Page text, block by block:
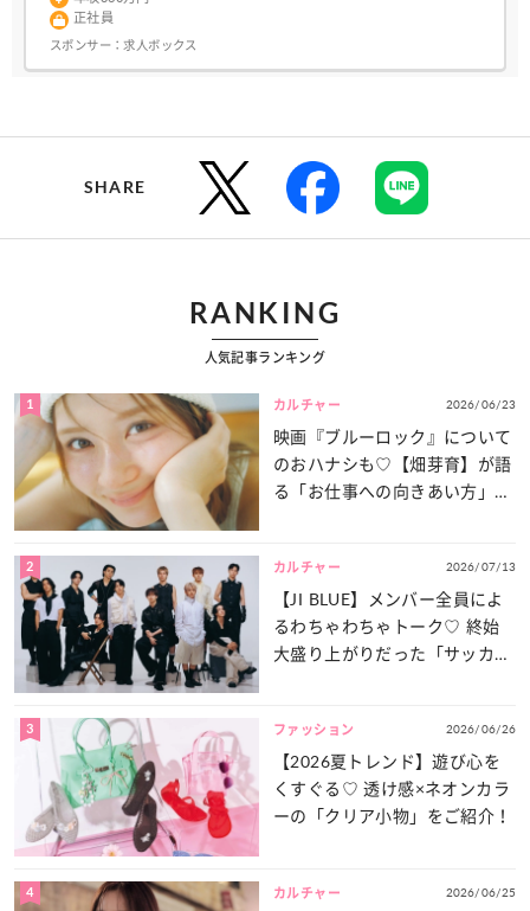
正社員
スポンサー：求人ボックス
SHARE
RANKING
人気記事ランキング
1 カルチャー 2026/06/23
映画『ブルーロック』について
のおハナシも♡【畑芽育】が語
る「お仕事への向きあい方」と
2 カルチャー 2026/07/13
【JI BLUE】メンバー全員によ
るわちゃわちゃトーク♡ 終始
大盛り上がりだった「サッカー
3 ファッション 2026/06/26
【2026夏トレンド】遊び心を
くすぐる♡ 透け感×ネオンカラ
ーの「クリア小物」をご紹介！
4 カルチャー 2026/06/25